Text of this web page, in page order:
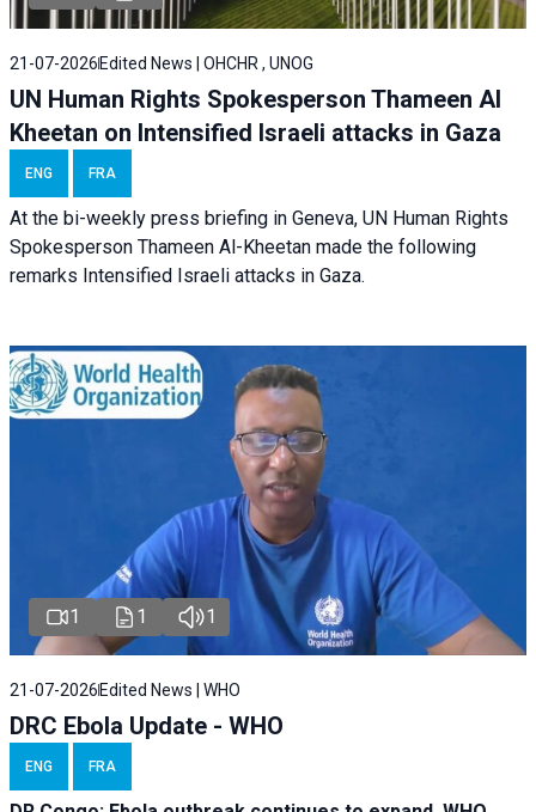
21-07-2026 Edited News | OHCHR , UNOG
UN Human Rights Spokesperson Thameen Al
Kheetan on Intensified Israeli attacks in Gaza
ENG FRA
At the bi-weekly press briefing in Geneva, UN Human Rights
Spokesperson Thameen Al-Kheetan made the following
remarks Intensified Israeli attacks in Gaza.
1 1 1
21-07-2026 Edited News | WHO
DRC Ebola Update - WHO
ENG FRA